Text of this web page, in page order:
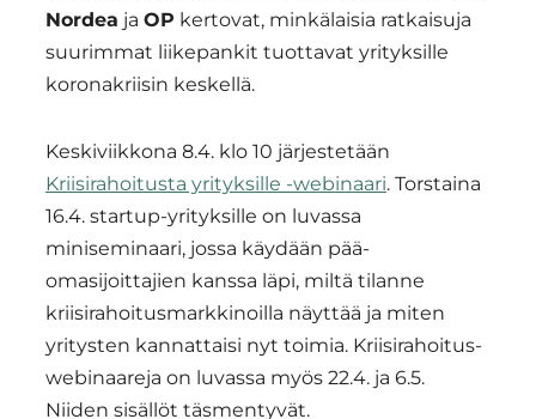
Nordea ja OP kertovat, minkälaisia ratkaisuja
suurimmat liikepankit tuottavat yrityksille
koronakriisin keskellä.
Keskiviikkona 8.4. klo 10 järjestetään
Kriisirahoitusta yrityksille -webinaari. Torstaina
16.4. startup-yrityksille on luvassa
miniseminaari, jossa käydään pää­
omasijoittajien kanssa läpi, miltä tilanne
kriisirahoitusmarkkinoilla näyttää ja miten
yritysten kannattaisi nyt toimia. Kriisirahoitus-
webinaareja on luvassa myös 22.4. ja 6.5.
Niiden sisällöt täsmentyvät.